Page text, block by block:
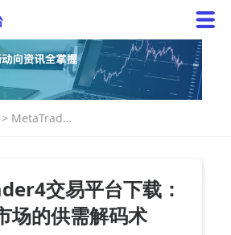
> MetaTrader
码术
交易平台下载：
场的供需解码术